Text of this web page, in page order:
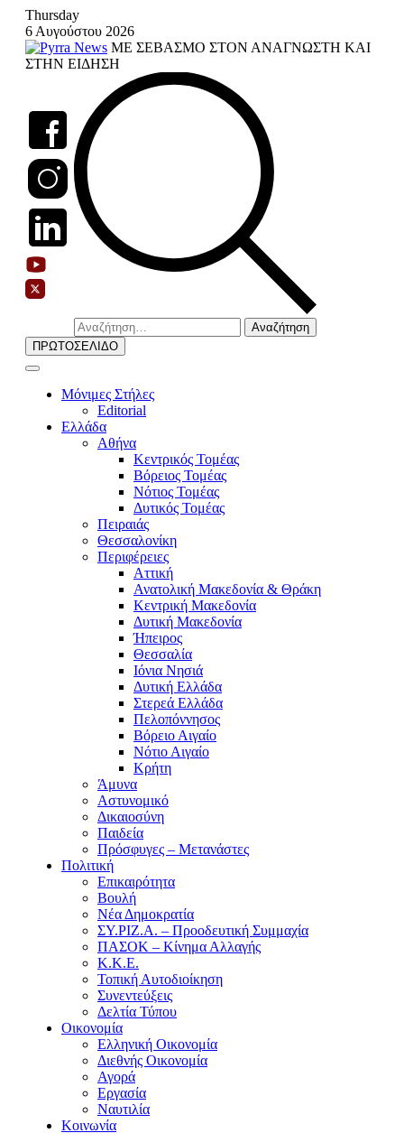
Skip
content
Thursday
6 Αυγούστου 2026
ΜΕ ΣΕΒΑΣΜΟ ΣΤΟΝ ΑΝΑΓΝΩΣΤΗ ΚΑΙ
ΣΤΗΝ ΕΙΔΗΣΗ
Αναζήτηση
για:
ΠΡΩΤΟΣΕΛΙΔΟ
Μόνιμες Στήλες
Editorial
Ελλάδα
Αθήνα
Κεντρικός Τομέας
Βόρειος Τομέας
Νότιος Τομέας
Δυτικός Τομέας
Πειραιάς
Θεσσαλονίκη
Περιφέρειες
Αττική
Ανατολική Μακεδονία & Θράκη
Κεντρική Μακεδονία
Δυτική Μακεδονία
Ήπειρος
Θεσσαλία
Ιόνια Νησιά
Δυτική Ελλάδα
Στερεά Ελλάδα
Πελοπόννησος
Βόρειο Αιγαίο
Νότιο Αιγαίο
Κρήτη
Άμυνα
Αστυνομικό
Δικαιοσύνη
Παιδεία
Πρόσφυγες – Μετανάστες
Πολιτική
Επικαιρότητα
Βουλή
Νέα Δημοκρατία
ΣΥ.ΡΙΖ.Α. – Προοδευτική Συμμαχία
ΠΑΣΟΚ – Κίνημα Αλλαγής
Κ.Κ.Ε.
Τοπική Αυτοδιοίκηση
Συνεντεύξεις
Δελτία Τύπου
Οικονομία
Ελληνική Οικονομία
Διεθνής Οικονομία
Αγορά
Εργασία
Ναυτιλία
Κοινωνία